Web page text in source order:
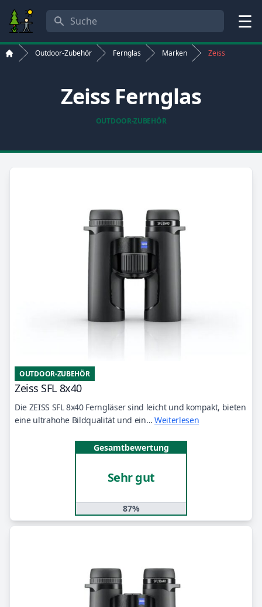
Suche
Menü
Start
Outdoor-Zubehör Fernglas Marken Zeiss
Zeiss Fernglas
OUTDOOR-ZUBEHÖR
OUTDOOR-ZUBEHÖR
Zeiss SFL 8x40
Die ZEISS SFL 8x40 Ferngläser sind leicht und kompakt, bieten
eine ultrahohe Bildqualität und ein…Weiterlesen
Gesamtbewertung
Sehr gut
87%